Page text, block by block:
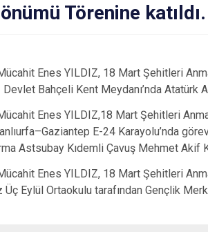
Törenine katıldı.
Enes YILDIZ, 18 Mart Şehitleri
Bahçeli Kent Meydanı’nda Atatürk
Enes YILDIZ,18 Mart Şehitleri
E-24 Karayolu’nda
Astsubay Kıdemli Çavuş Mehmet Akif
Enes YILDIZ, 18 Mart Şehitleri
Eylül Ortaokulu tarafından Gençlik